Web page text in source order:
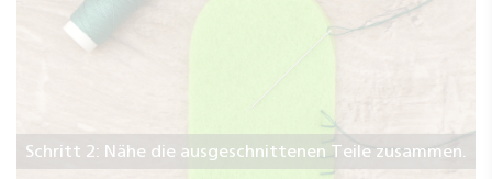
Schritt 2: Nähe die ausgeschnittenen Teile zusammen.